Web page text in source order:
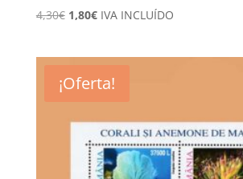
4,30€ El
4,30€.
1,80€El
1,80€.
IVA INCLUÍDO
¡Oferta!